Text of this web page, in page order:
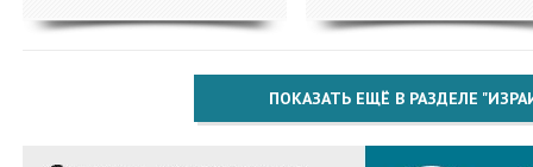
ПОКАЗАТЬ ЕЩЁ В РАЗДЕЛЕ